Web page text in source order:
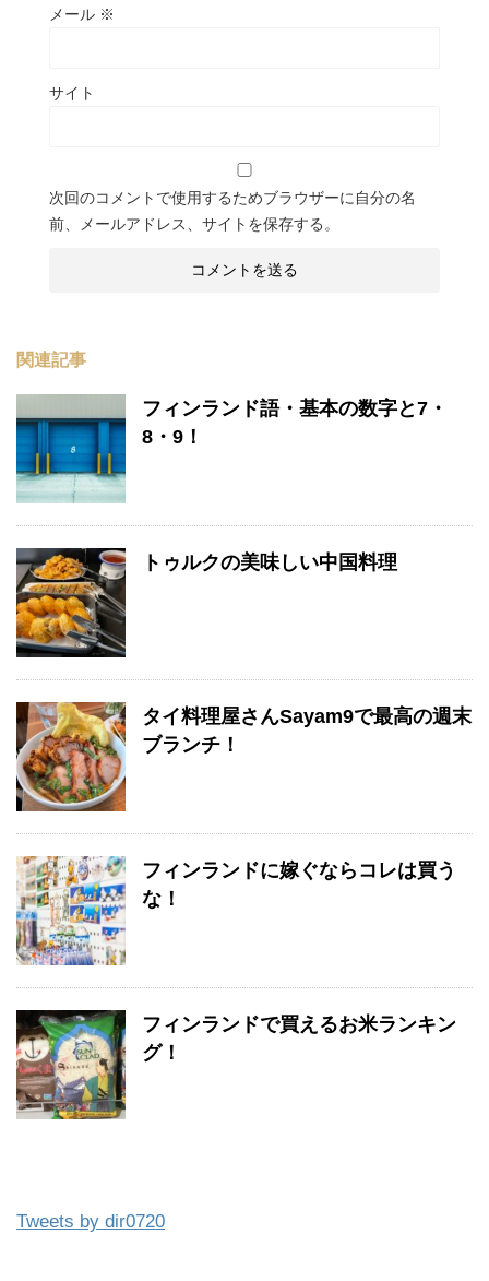
メール ※
サイト
次回のコメントで使用するためブラウザーに自分の名
前、メールアドレス、サイトを保存する。
関連記事
フィンランド語・基本の数字と7・
8・9！
トゥルクの美味しい中国料理
タイ料理屋さんSayam9で最高の週末
ブランチ！
フィンランドに嫁ぐならコレは買う
な！
フィンランドで買えるお米ランキン
グ！
Tweets by dir0720